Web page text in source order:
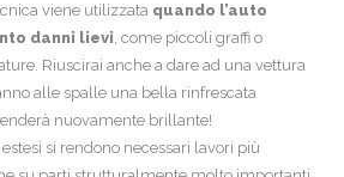
viene utilizzata quando l’auto
danni lievi, come piccoli graffi o
Riuscirai anche a dare ad una vettura
alle spalle una bella rinfrescata
nuovamente brillante!
si rendono necessari lavori più